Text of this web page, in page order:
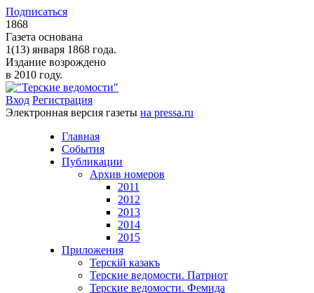
Подписаться
1868
Газета основана
1(13) января 1868 года.
Издание возрождено
в 2010 году.
Вход Регистрация
Электронная версия газеты на pressa.ru
Главная
События
Публикации
Архив номеров
2011
2012
2013
2014
2015
Приложения
Терскiй казакъ
Терские ведомости. Патриот
Терские ведомости. Фемида